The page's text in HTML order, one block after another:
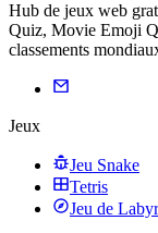
Hub de jeux web
Quiz, Movie Emoji
classements
Jeux
Jeu Snake
Tetris
Jeu de